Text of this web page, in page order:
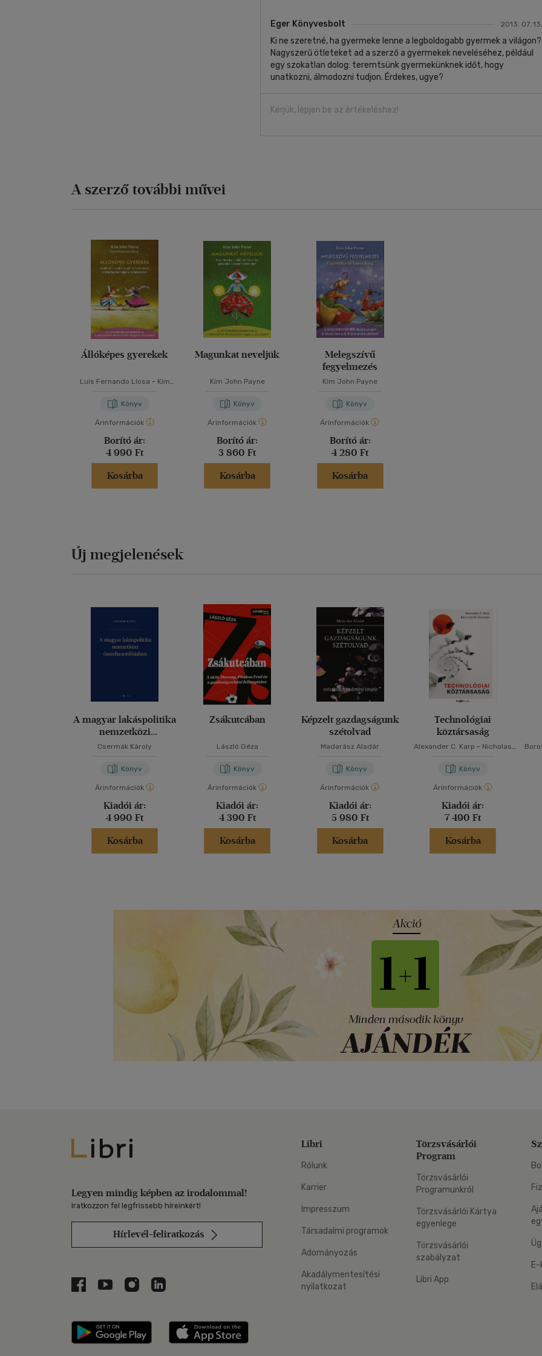
Eger Könyvesbolt 2013. 07. 13.
Ki ne szeretné, ha gyermeke lenne a legboldogabb gyermek a világon?
Nagyszerű ötleteket ad a szerző a gyermekek neveléséhez, például
egy szokatlan dolog: teremtsünk gyermekünknek időt, hogy
unatkozni, álmodozni tudjon. Érdekes, ugye?
Kérjük, lépjen be az értékeléshez!
A szerző további művei
Állóképes gyerekek
Luis Fernando Llosa - Kim
Könyv
Árinformációk
Borító ár:
4 990 Ft
Kosárba
Magunkat neveljük
Kim John Payne
Könyv
Árinformációk
Borító ár:
3 860 Ft
Kosárba
Melegszívű
fegyelmezés
Kim John Payne
Könyv
Árinformációk
Borító ár:
4 280 Ft
Kosárba
Új megjelenések
A magyar lakáspolitika
nemzetközi
összehasonlításban
Csermák Károly
Könyv
Árinformációk
Kiadói ár:
4 990 Ft
Kosárba
Zsákutcában
László Géza
Könyv
Árinformációk
Kiadói ár:
4 390 Ft
Kosárba
Képzelt gazdagságunk
szétolvad
Madarász Aladár
Könyv
Árinformációk
Kiadói ár:
5 980 Ft
Kosárba
Technológiai
köztársaság
Alexander C. Karp - Nicholas
Könyv
Árinformációk
Kiadói ár:
7 490 Ft
Kosárba
Libri
Legyen mindig képben az irodalommal!
Iratkozzon fel legfrissebb híreinkért!
Hírlevél-feliratkozás
Libri a Facebookon
Libri a Youtube-on
Libri az Instagramon
Libri a LinkedInen
Libri applikáció Szerezd meg: Google Play
Libri
Rólunk
Karrier
Impresszum
Társadalmi programok
Adományozás
Akadálymentesítési
nyilatkozat
Törzsvásárlói
Program
Törzsvásárlói
Programunkról
Törzsvásárlói Kártya
egyenlege
Törzsvásárlói
szabályzat
Libri App